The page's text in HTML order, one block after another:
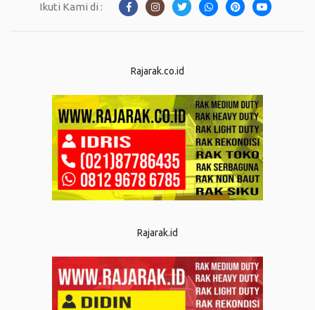
Ikuti Kami di :
Rajarak.co.id
Rajarak.id